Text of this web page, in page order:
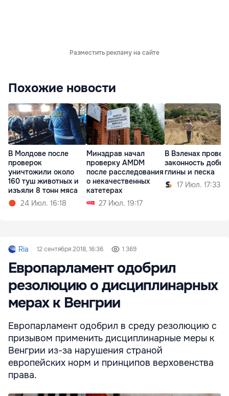
Разместить рекламу на сайте
Похожие новости
В Молдове после
проверок
уничтожили около
160 туш животных и
изъяли 8 тонн мяса
24 Июл. 16:18
Минздрав начал
проверку AMDM
после расследования
о некачественных
катетерах
27 Июл. 19:17
В Вэленах
законность
глины и песка
17 Июл. 17:33
Ria 12 сентября 2018, 16:36 1 369
Европарламент одобрил
резолюцию о дисциплинарных
мерах к Венгрии
Европарламент одобрил в среду резолюцию с
призывом применить дисциплинарные меры к
Венгрии из-за нарушения страной
европейских норм и принципов верховенства
права.